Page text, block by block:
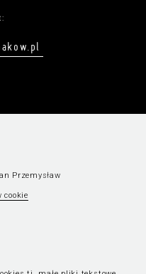
Przemysław
cookie